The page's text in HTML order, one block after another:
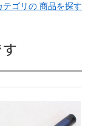
テゴリの 商品を探す